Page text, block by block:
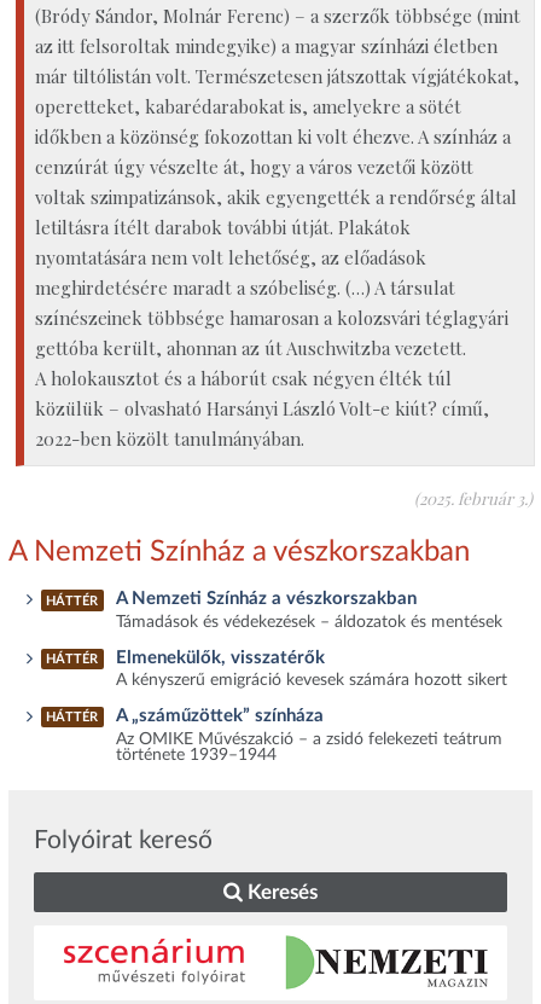
(Bródy Sándor, Molnár Ferenc) – a szerzők többsége (mint
az itt felsoroltak mindegyike) a magyar színházi életben
már tiltólistán volt. Természetesen játszottak vígjátékokat,
operetteket, kabarédarabokat is, amelyekre a sötét
időkben a közönség fokozottan ki volt éhezve. A színház a
cenzúrát úgy vészelte át, hogy a város vezetői között
voltak szimpatizánsok, akik egyengették a rendőrség által
letiltásra ítélt darabok további útját. Plakátok
nyomtatására nem volt lehetőség, az előadások
meghirdetésére maradt a szóbeliség. (…) A társulat
színészeinek többsége hamarosan a kolozsvári téglagyári
gettóba került, ahonnan az út Auschwitzba vezetett.
A holokausztot és a háborút csak négyen élték túl
közülük – olvasható Harsányi László Volt-e kiút? című,
2022-ben közölt tanulmányában.
(2025. február 3.)
A Nemzeti Színház a vészkorszakban
HÁTTÉR A Nemzeti Színház a vészkorszakban
Támadások és védekezések – áldozatok és mentések
HÁTTÉR Elmenekülők, visszatérők
A kényszerű emigráció kevesek számára hozott sikert
HÁTTÉR A „száműzöttek” színháza
Az OMIKE Művészakció – a zsidó felekezeti teátrum
története 1939–1944
Folyóirat kereső
Keresés